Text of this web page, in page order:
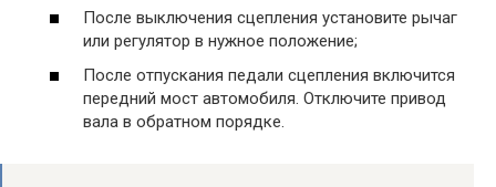
После выключения сцепления установите рычаг
или регулятор в нужное положение;
После отпускания педали сцепления включится
передний мост автомобиля. Отключите привод
вала в обратном порядке.